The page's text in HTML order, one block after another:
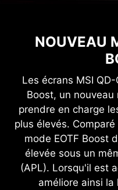
NOUVEAU
Les écrans MSI
Boost, un nouveau
prendre en charge
plus élevés.
mode EOTF Boost
élevée sous un
(APL). Lorsqu'il est
améliore ainsi